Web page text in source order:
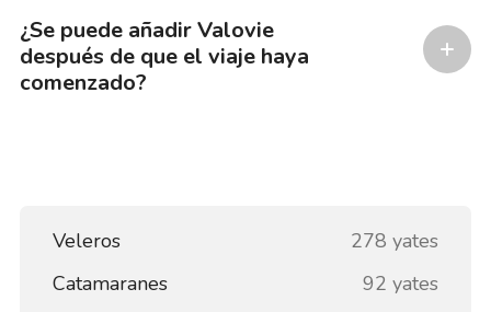
¿Se puede añadir Valovie
después de que el viaje haya
comenzado?
Veleros
278 yates
Catamaranes
92 yates